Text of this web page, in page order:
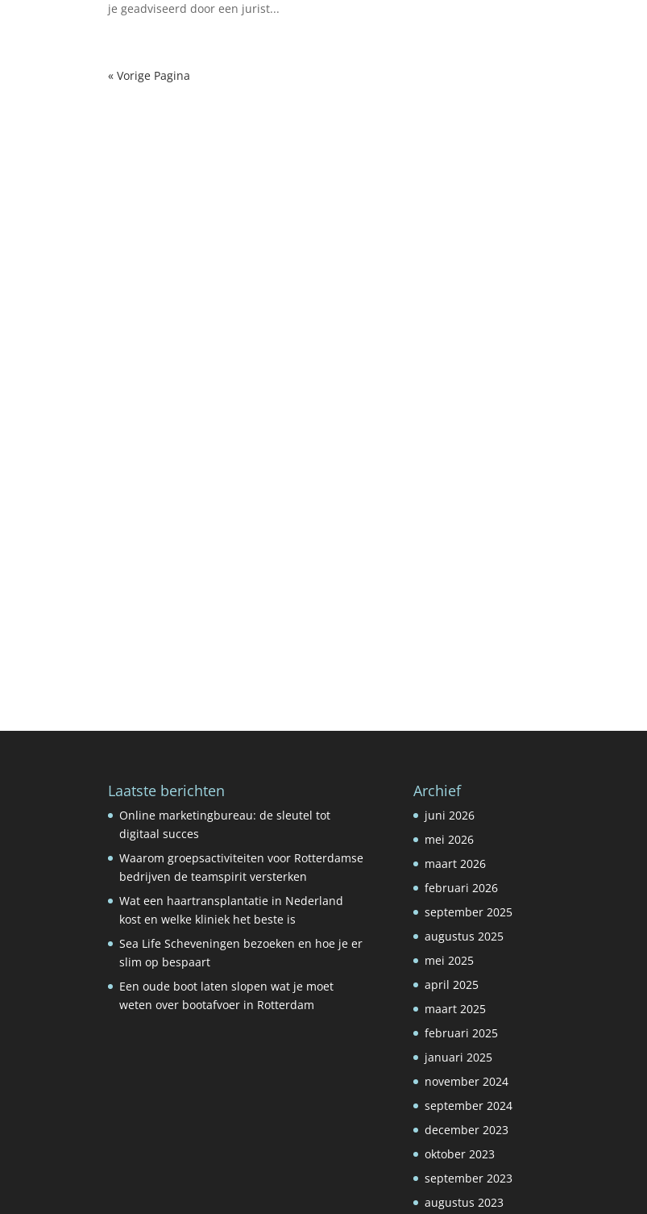
je geadviseerd door een jurist...
« Vorige Pagina
Laatste berichten
Online marketingbureau: de sleutel tot
digitaal succes
Waarom groepsactiviteiten voor Rotterdamse
bedrijven de teamspirit versterken
Wat een haartransplantatie in Nederland
kost en welke kliniek het beste is
Sea Life Scheveningen bezoeken en hoe je er
slim op bespaart
Een oude boot laten slopen wat je moet
weten over bootafvoer in Rotterdam
Archief
juni 2026
mei 2026
maart 2026
februari 2026
september 2025
augustus 2025
mei 2025
april 2025
maart 2025
februari 2025
januari 2025
november 2024
september 2024
december 2023
oktober 2023
september 2023
augustus 2023